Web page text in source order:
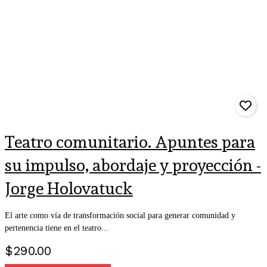
Teatro comunitario. Apuntes para
su impulso, abordaje y proyección -
Jorge Holovatuck
El arte como vía de transformación social para generar comunidad y
pertenencia tiene en el teatro...
$290.00